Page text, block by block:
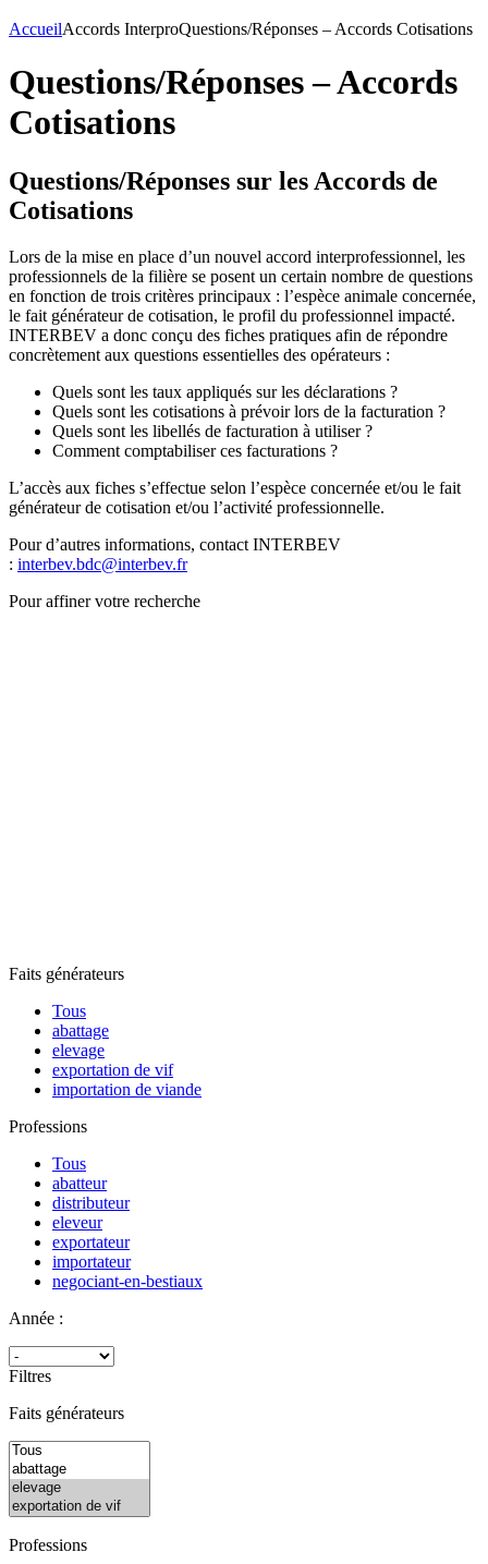
AccueilAccords InterproQuestions/Réponses – Accords Cotisations
Questions/Réponses – Accords
Cotisations
Questions/Réponses sur les Accords de
Cotisations
Lors de la mise en place d’un nouvel accord interprofessionnel, les
professionnels de la filière se posent un certain nombre de questions
en fonction de trois critères principaux : l’espèce animale concernée,
le fait générateur de cotisation, le profil du professionnel impacté.
INTERBEV a donc conçu des fiches pratiques afin de répondre
concrètement aux questions essentielles des opérateurs :
Quels sont les taux appliqués sur les déclarations ?
Quels sont les cotisations à prévoir lors de la facturation ?
Quels sont les libellés de facturation à utiliser ?
Comment comptabiliser ces facturations ?
L’accès aux fiches s’effectue selon l’espèce concernée et/ou le fait
générateur de cotisation et/ou l’activité professionnelle.
Pour d’autres informations, contact INTERBEV
: interbev.bdc@interbev.fr
Pour affiner votre recherche
Faits générateurs
Tous
abattage
elevage
exportation de vif
importation de viande
Professions
Tous
abatteur
distributeur
eleveur
exportateur
importateur
negociant-en-bestiaux
Année :
Filtres
Faits générateurs
Professions